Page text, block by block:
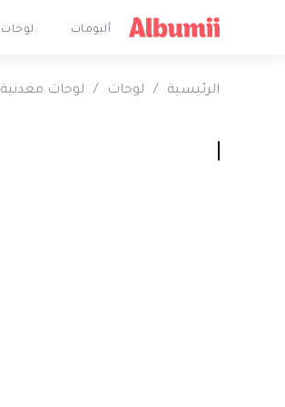
ألبومات لوحات
الرئيسية / لوحات / لوحات معدنية